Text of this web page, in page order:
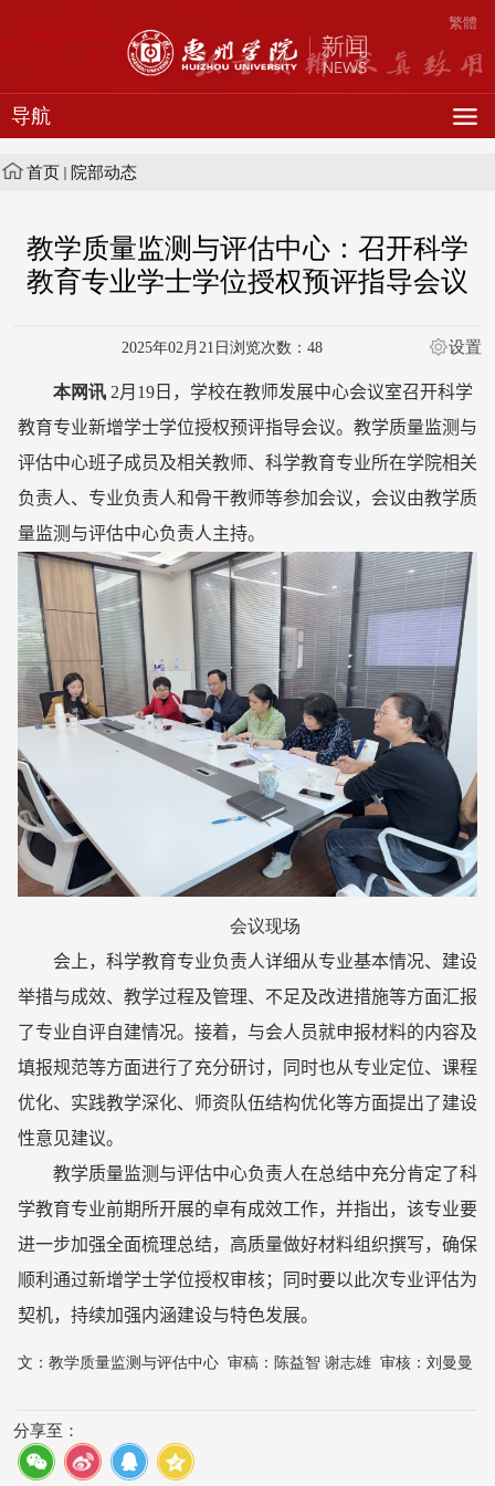
繁體
导航
首页 院部动态
教学质量监测与评估中心：召开科学
教育专业学士学位授权预评指导会议
2025年02月21日 浏览次数： 48 设置
本网讯 2月 19 日，学校在教师发展中心会议室召开科学
教育专业新增学士学位授权预评指导会议。教学质量监测与
评估中心班子成员及相关教师、科学教育专业所在学院相关
负责人、专业负责人和骨干教师等参加会议，会议由教学质
量监测与评估中心负责人主持。
会议现场
会上，科学教育专业负责人详细从专业基本情况、建设
举措与成效、教学过程及管理、不足及改进措施等方面汇报
了专业自评自建情况。接着，与会人员就申报材料的内容及
填报规范等方面进行了充分研讨，同时也从专业定位、课程
优化、实践教学深化、师资队伍结构优化等方面提出了建设
性意见建议。
教学质量监测与评估中心负责人在总结中充分肯定了科
学教育专业前期所开展的卓有成效工作，并指出，该专业要
进一步加强全面梳理总结，高质量做好材料组织撰写，确保
顺利通过新增学士学位授权审核；同时要以此次专业评估为
契机，持续加强内涵建设与特色发展。
文： 教学质量监测与评估中心 审稿： 陈益智 谢志雄 审核： 刘曼曼
分享至：